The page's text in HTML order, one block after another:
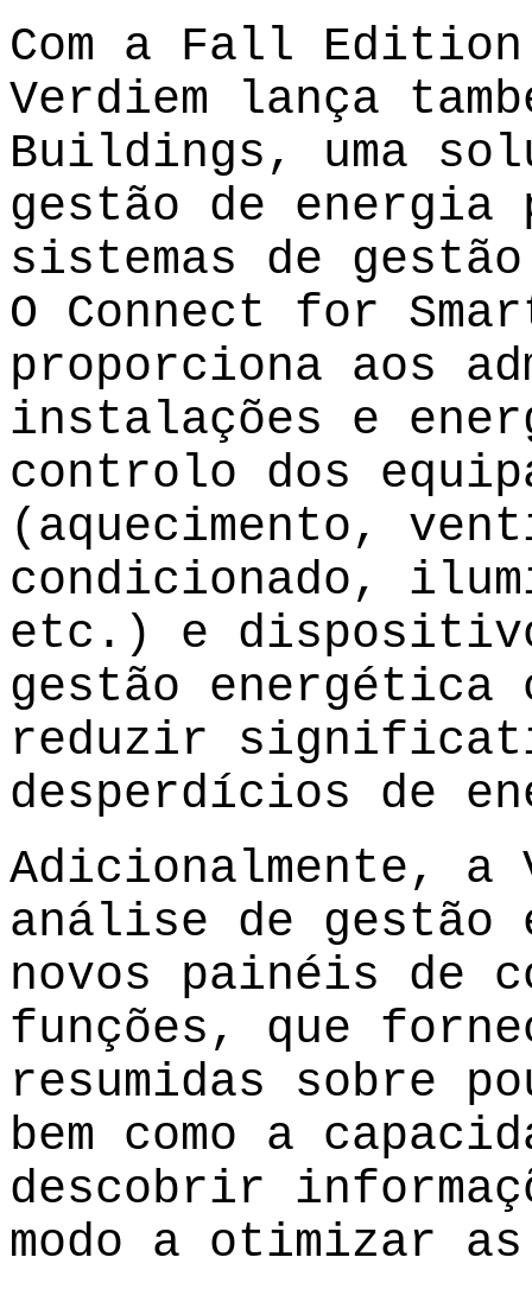
Com a Fall
Verdiem lança
Buildings, uma
gestão de energia
sistemas de
O Connect for
proporciona aos
instalações e
controlo dos
(aquecimento,
condicionado,
etc.) e
gestão energética
reduzir
desperdícios de
Adicionalmente, a
análise de gestão
novos painéis de
funções, que
resumidas sobre
bem como a
descobrir
modo a otimizar